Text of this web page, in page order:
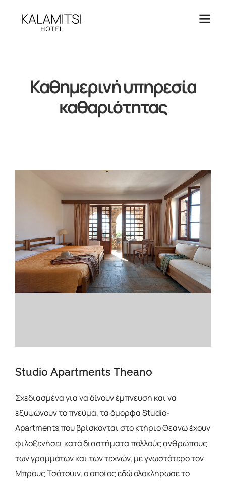
Καθημερινή υπηρεσία
καθαριότητας
Studio Apartments Theano
Σχεδιασμένα για να δίνουν έμπνευση και να
εξυψώνουν το πνεύμα, τα όμορφα Studio-
Apartments που βρίσκονται στο κτήριο Θεανώ έχουν
φιλοξενήσει κατά διαστήματα πολλούς ανθρώπους
των γραμμάτων και των τεχνών, με γνωστότερο τον
Μπρους Τσάτουιν, ο οποίος εδώ ολοκλήρωσε το